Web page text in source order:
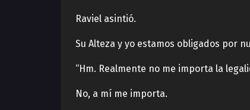
Raviel asintió.
Su Alteza y yo estamos obligados por
“Hm. Realmente no me importa la
No, a mí me importa.